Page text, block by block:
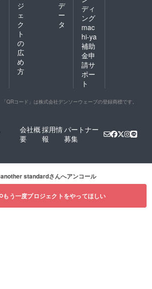
ジ
ェ
ク
ト
の
広
め
方
デ
ー
タ
ディ
ング
mac
hi-ya
補助
金申
請サ
ポー
ト
「QRコード」は株式会社デンソーウェーブの登録商標です。
会社概
要
採用情
報
パートナー
募集
another standardさんへアンコール
もう一度プロジェクトをやってほしい